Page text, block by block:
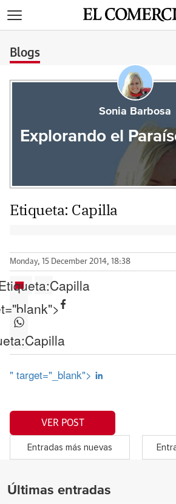
Blogs
Sonia Barbosa
Explorando el
Etiqueta: Capilla
Monday, 15 December 2014, 18:38
Capilla
Capilla
" target="_blank">
VER POST
Entradas más nuevas
Últimas entradas